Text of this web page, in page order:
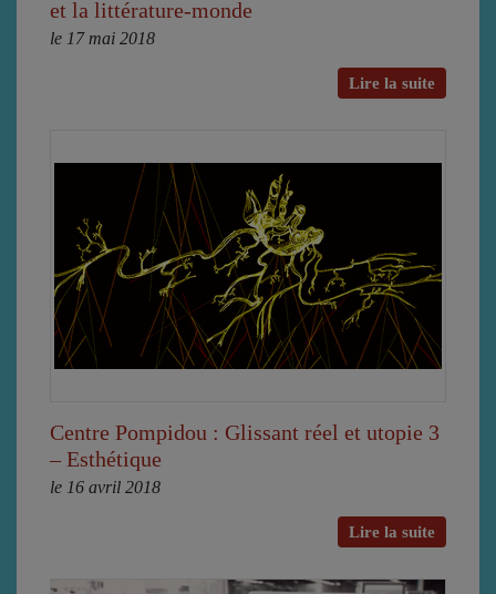
et la littérature-monde
le 17 mai 2018
Lire la suite
Centre Pompidou : Glissant réel et utopie 3
– Esthétique
le 16 avril 2018
Lire la suite